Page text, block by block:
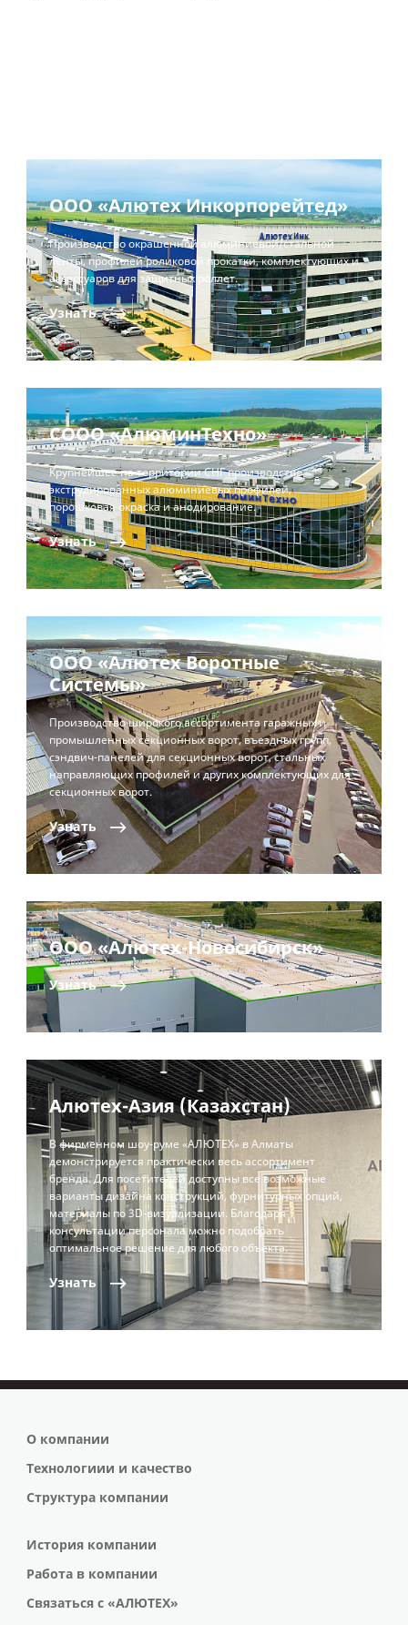
ООО «Алютех Инкорпорейтед»
Производство окрашенной алюминиевой/стальной
ленты, профилей роликовой прокатки, комплектующих и
аксессуаров для защитных роллет.
Узнать
СООО «АлюминТехно»
Крупнейшее на территории СНГ производство
экструдированных алюминиевых профилей,
порошковая окраска и анодирование.
Узнать
ООО «Алютех Воротные
Системы»
Производство широкого ассортимента гаражных и
промышленных секционных ворот, въездных групп,
сэндвич-панелей для секционных ворот, стальных
направляющих профилей и других комплектующих для
секционных ворот.
Узнать
ООО «Алютех-Новосибирск»
Узнать
Алютех-Азия (Казахстан)
В фирменном шоу-руме «АЛЮТЕХ» в Алматы
демонстрируется практически весь ассортимент
бренда. Для посетителей доступны все возможные
варианты дизайна конструкций, фурнитурных опций,
материалы по 3D-визуализации. Благодаря
консультации персонала можно подобрать
оптимальное решение для любого объекта.
Узнать
О компании
Технологиии и качество
Структура компании
История компании
Работа в компании
Связаться с «АЛЮТЕХ»